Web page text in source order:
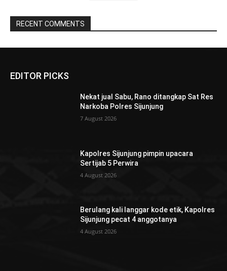
RECENT COMMENTS
EDITOR PICKS
Nekat jual Sabu, Rano ditangkap Sat Res
Narkoba Polres Sijunjung
7 August 2026
Kapolres Sijunjung pimpin upacara
Sertijab 5 Perwira
4 August 2026
Berulang kali langgar kode etik, Kapolres
Sijunjung pecat 4 anggotanya
4 August 2026